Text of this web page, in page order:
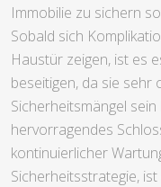
Immobilie zu sichern
Sobald sich
Haustür zeigen, ist es
beseitigen, da sie
Sicherheitsmängel
hervorragendes
kontinuierlicher
Sicherheitsstrategie,